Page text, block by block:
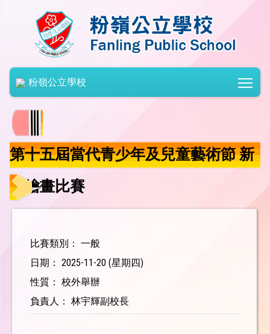
粉嶺公立學校
第十五屆當代青少年及兒童藝術節 新
春繪畫比賽
比賽類別： 一般
日期： 2025-11-20 (星期四)
性質： 校外舉辦
負責人： 林宇輝副校長